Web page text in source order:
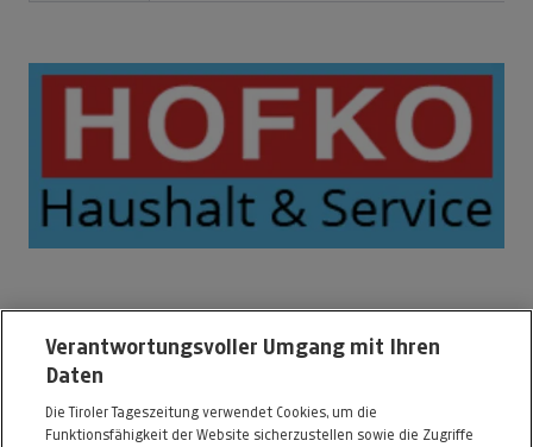
HOFKO Haushalt & Service
Ing.-Etzel-Str. 109
6020 Innsbruck
Verantwortungsvoller Umgang mit Ihren
Daten
Die Tiroler Tageszeitung verwendet Cookies, um die
Funktionsfähigkeit der Website sicherzustellen sowie die Zugriffe